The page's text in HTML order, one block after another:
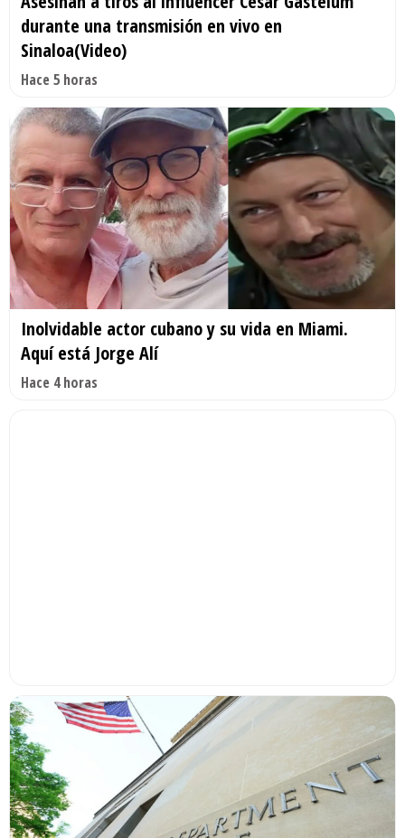
durante una transmisión en vivo en
Sinaloa(Video)
Hace 5 horas
Inolvidable actor cubano y su vida en Miami.
Aquí está Jorge Alí
Hace 4 horas